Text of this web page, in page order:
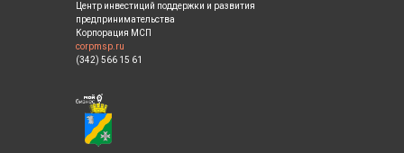
Центр инвестиций поддержки и развития
предпринимательства
Корпорация МСП
corpmsp.ru
(342) 566 15 61